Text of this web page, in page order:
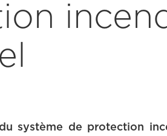
système de protection